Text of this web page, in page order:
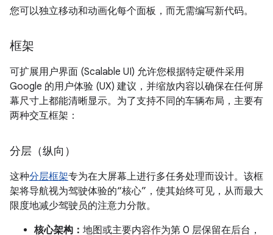
您可以独立移动和动画化每个面板，而无需编写新代码。
框架
可扩展用户界面 (Scalable UI) 允许您根据特定硬件采用
Google 的用户体验 (UX) 建议，并缩放内容以确保在任何屏
幕尺寸上都能清晰显示。为了支持不同的车辆布局，主要有
两种交互框架：
分层（纵向）
这种分层框架专为在大屏幕上进行多任务处理而设计。该框
架将导航视为驾驶体验的“核心”，使其始终可见，从而最大
限度地减少驾驶员的注意力分散。
核心架构： 地图或主要内容作为第 0 层保留在后台，